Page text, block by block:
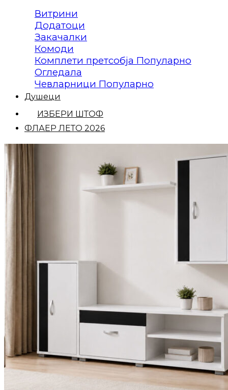
Витрини
Додатоци
Закачалки
Комоди
Комплети претсобја
Огледала
Чевларници
Душеци
ИЗБЕРИ ШТОФ
ФЛАЕР ЛЕТО 2026